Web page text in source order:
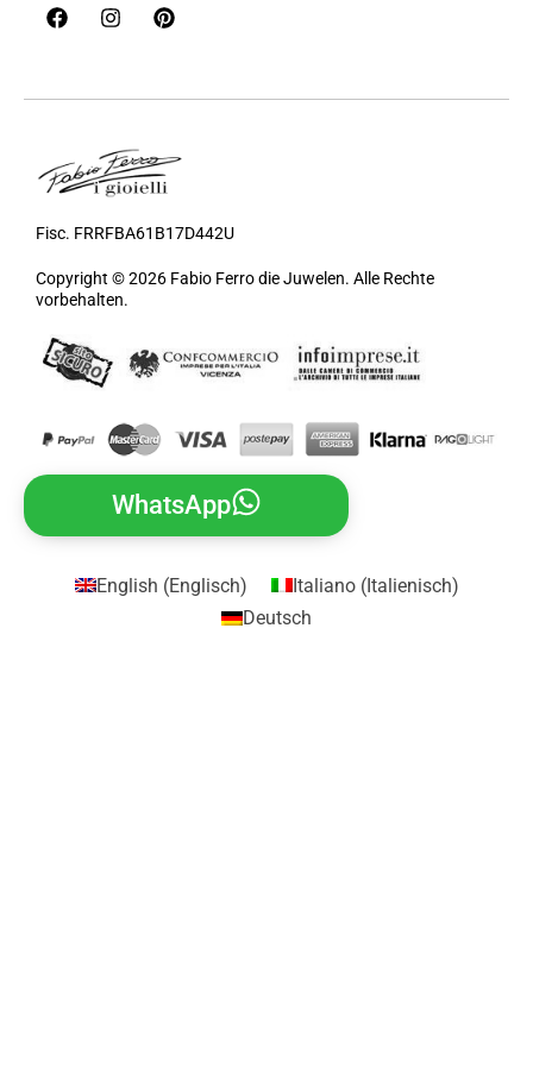
Fisc. FRRFBA61B17D442U
Copyright © 2026 Fabio Ferro die Juwelen. Alle Rechte
vorbehalten.
WhatsApp
English (Englisch) Italiano(Italienisch)
Deutsch